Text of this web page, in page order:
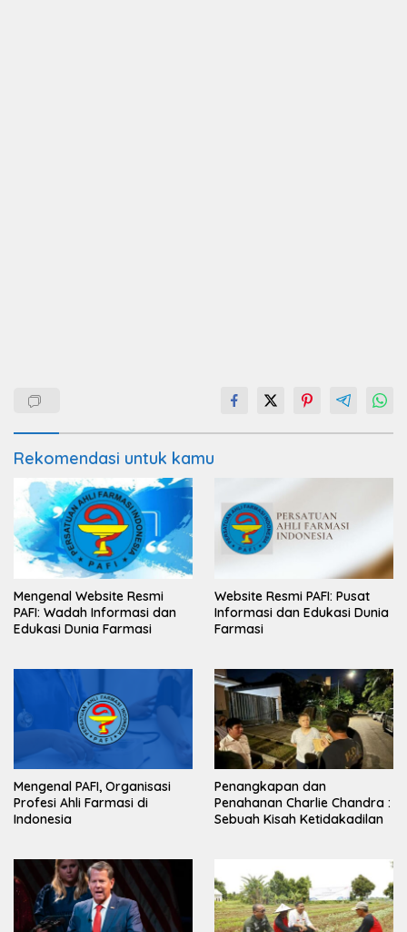
Rekomendasi untuk kamu
Mengenal Website Resmi
PAFI: Wadah Informasi dan
Edukasi Dunia Farmasi
Website Resmi PAFI: Pusat
Informasi dan Edukasi Dunia
Farmasi
Mengenal PAFI, Organisasi
Profesi Ahli Farmasi di
Indonesia
Penangkapan dan
Penahanan Charlie Chandra :
Sebuah Kisah Ketidakadilan